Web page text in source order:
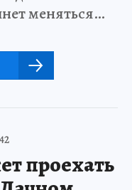
меняться…
проехать